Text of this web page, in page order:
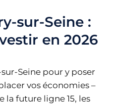
sur-Seine :
en 2026
Seine pour y poser
vos économies –
la future ligne 15, les